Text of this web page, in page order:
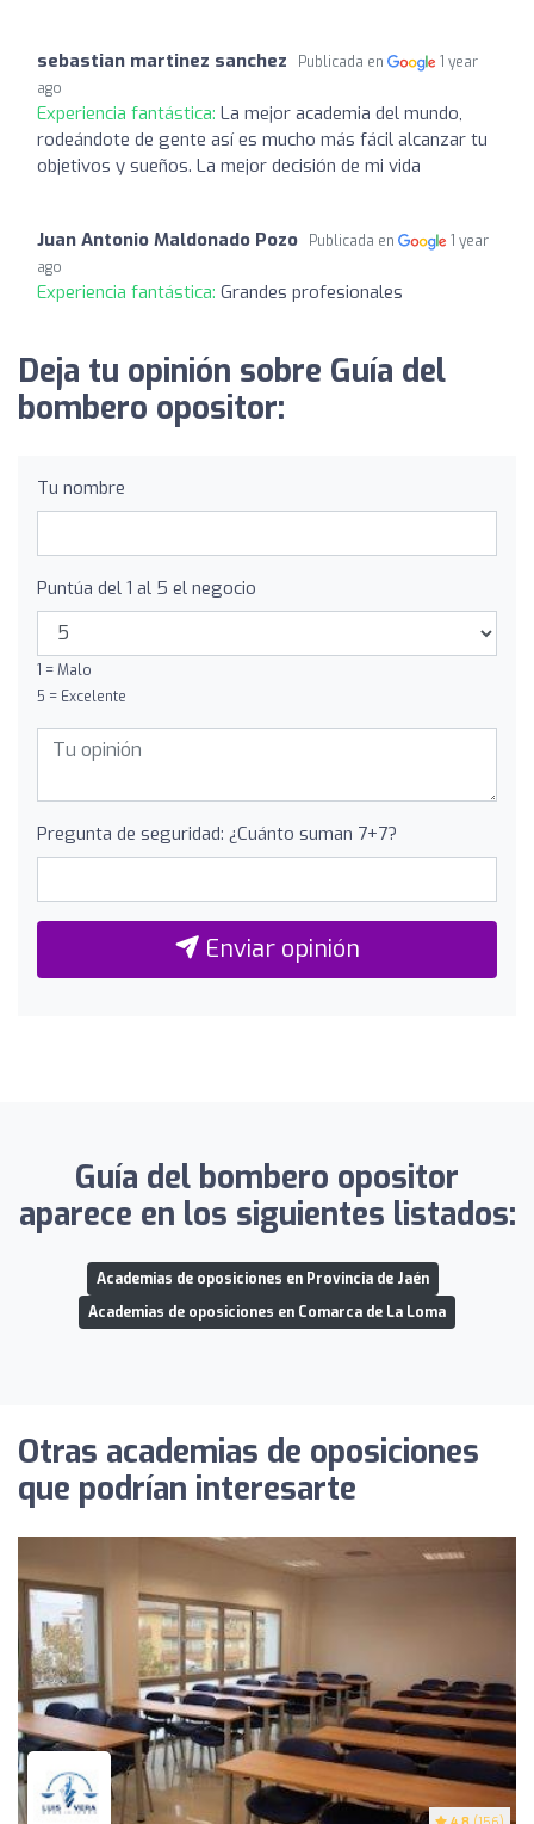
sebastian martinez sanchez Publicada en
1 year
ago
Experiencia fantástica: La mejor academia del mundo,
rodeándote de gente así es mucho más fácil alcanzar tu
objetivos y sueños. La mejor decisión de mi vida
Juan Antonio Maldonado Pozo Publicada en
1 year
ago
Experiencia fantástica: Grandes profesionales
Deja tu opinión sobre Guía del
bombero opositor:
Tu nombre
Puntúa del 1 al 5 el negocio
1 = Malo
5 = Excelente
Pregunta de seguridad: ¿Cuánto suman 7+7?
Enviar opinión
Guía del bombero opositor
aparece en los siguientes listados:
Academias de oposiciones en Provincia de Jaén
Academias de oposiciones en Comarca de La Loma
Otras academias de oposiciones
que podrían interesarte